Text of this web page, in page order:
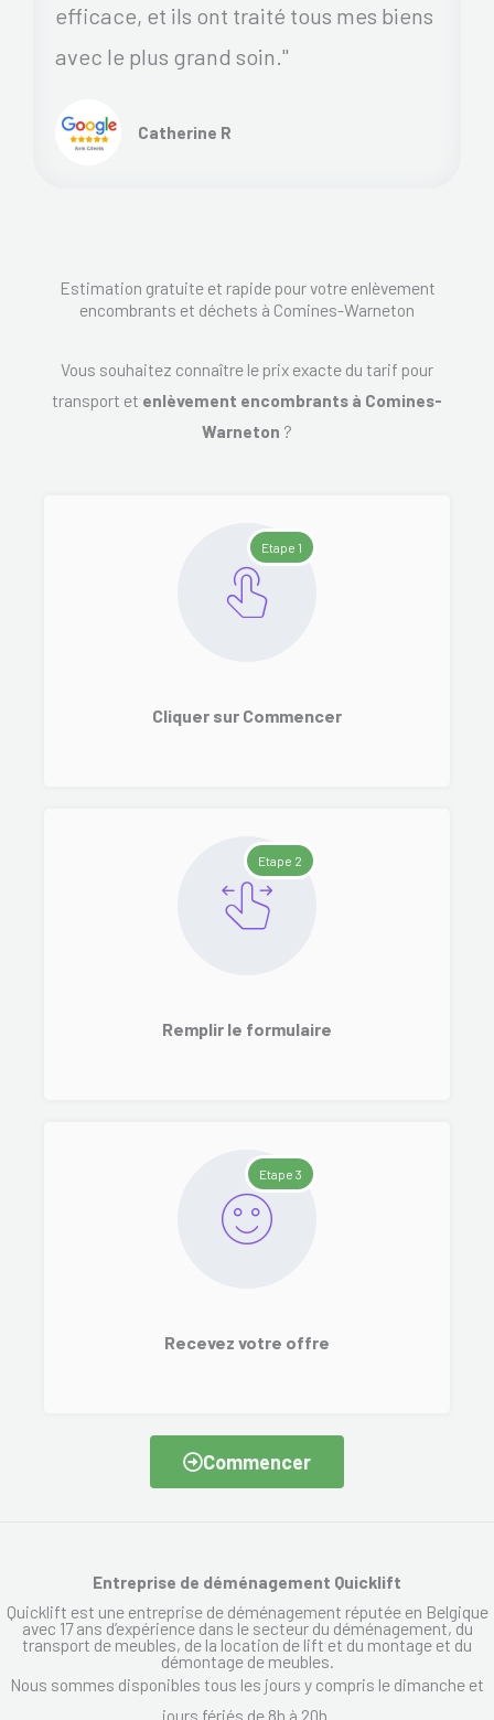
efficace, et ils ont traité tous mes biens
avec le plus grand soin."
Catherine R
Estimation gratuite et rapide pour votre enlèvement
encombrants et déchets à Comines-Warneton
Vous souhaitez connaître le prix exacte du tarif pour
transport et enlèvement encombrants à Comines-
Warneton ?
Etape 1
Cliquer sur Commencer
Etape 2
Remplir le formulaire
Etape 3
Recevez votre offre
Commencer
Entreprise de déménagement Quicklift
Quicklift est une entreprise de déménagement réputée en Belgique
avec 17 ans d’expérience dans le secteur du déménagement, du
transport de meubles, de la location de lift et du montage et du
démontage de meubles.
Nous sommes disponibles tous les jours y compris le dimanche et
jours fériés de 8h à 20h.